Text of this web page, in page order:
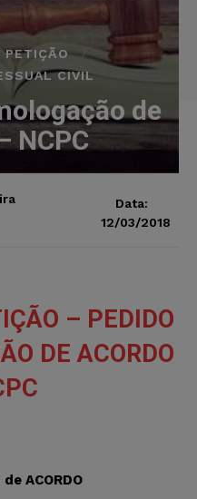
PETIÇÃO
CIVIL
de
NCPC
Data:
12/03/2018
– PEDIDO
DE ACORDO
ACORDO